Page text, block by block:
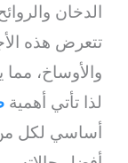
الدخان
تتعرض هذه
والأوساخ،
لذا تأتي أهمية
أساسي لكل